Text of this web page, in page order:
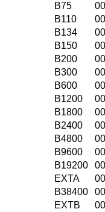
B75
B110
B134
B150
B200
B300
B600
B1200
B1800
B2400
B4800
B9600
B19200
EXTA
B38400
EXTB